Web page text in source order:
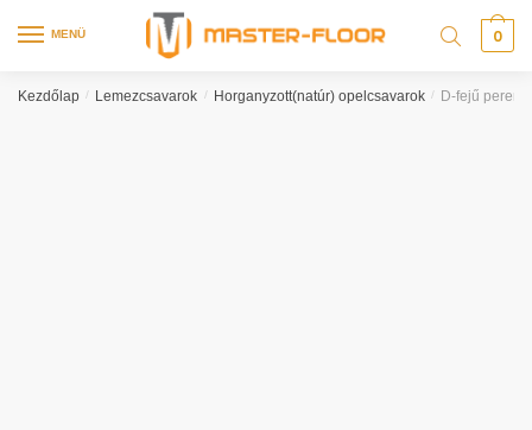
MENÜ 0
Kezdőlap / Lemezcsavarok / Horganyzott(natúr) opelcsavarok / D-fejű